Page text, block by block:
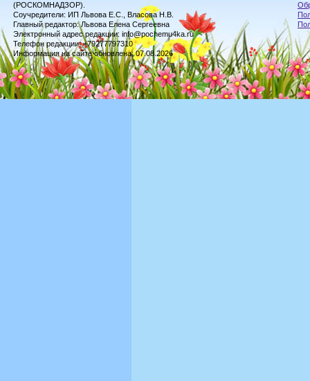
(РОСКОМНАДЗОР).
Соучредители: ИП Львова Е.С., Власова Н.В.
Главный редактор: Львова Елена Сергеевна
Электронный адрес редакции: info@pochemu4ka.ru
Телефон редакции: +79277797310
Информация на сайте обновлена: 07.08.2026